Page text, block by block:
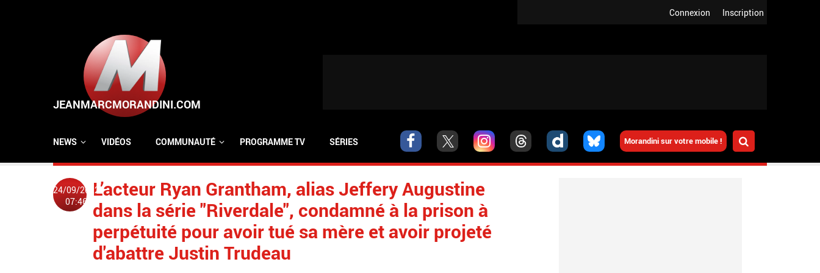
Inscription
Connexion
Morandini sur votre mobile !
NEWS VIDÉOS COMMUNAUTÉ PROGRAMME TV SÉRIES
24/09/2022
07:46
L’acteur Ryan Grantham, alias Jeffery Augustine
dans la série "Riverdale", condamné à la prison à
perpétuité pour avoir tué sa mère et avoir projeté
d'abattre Justin Trudeau